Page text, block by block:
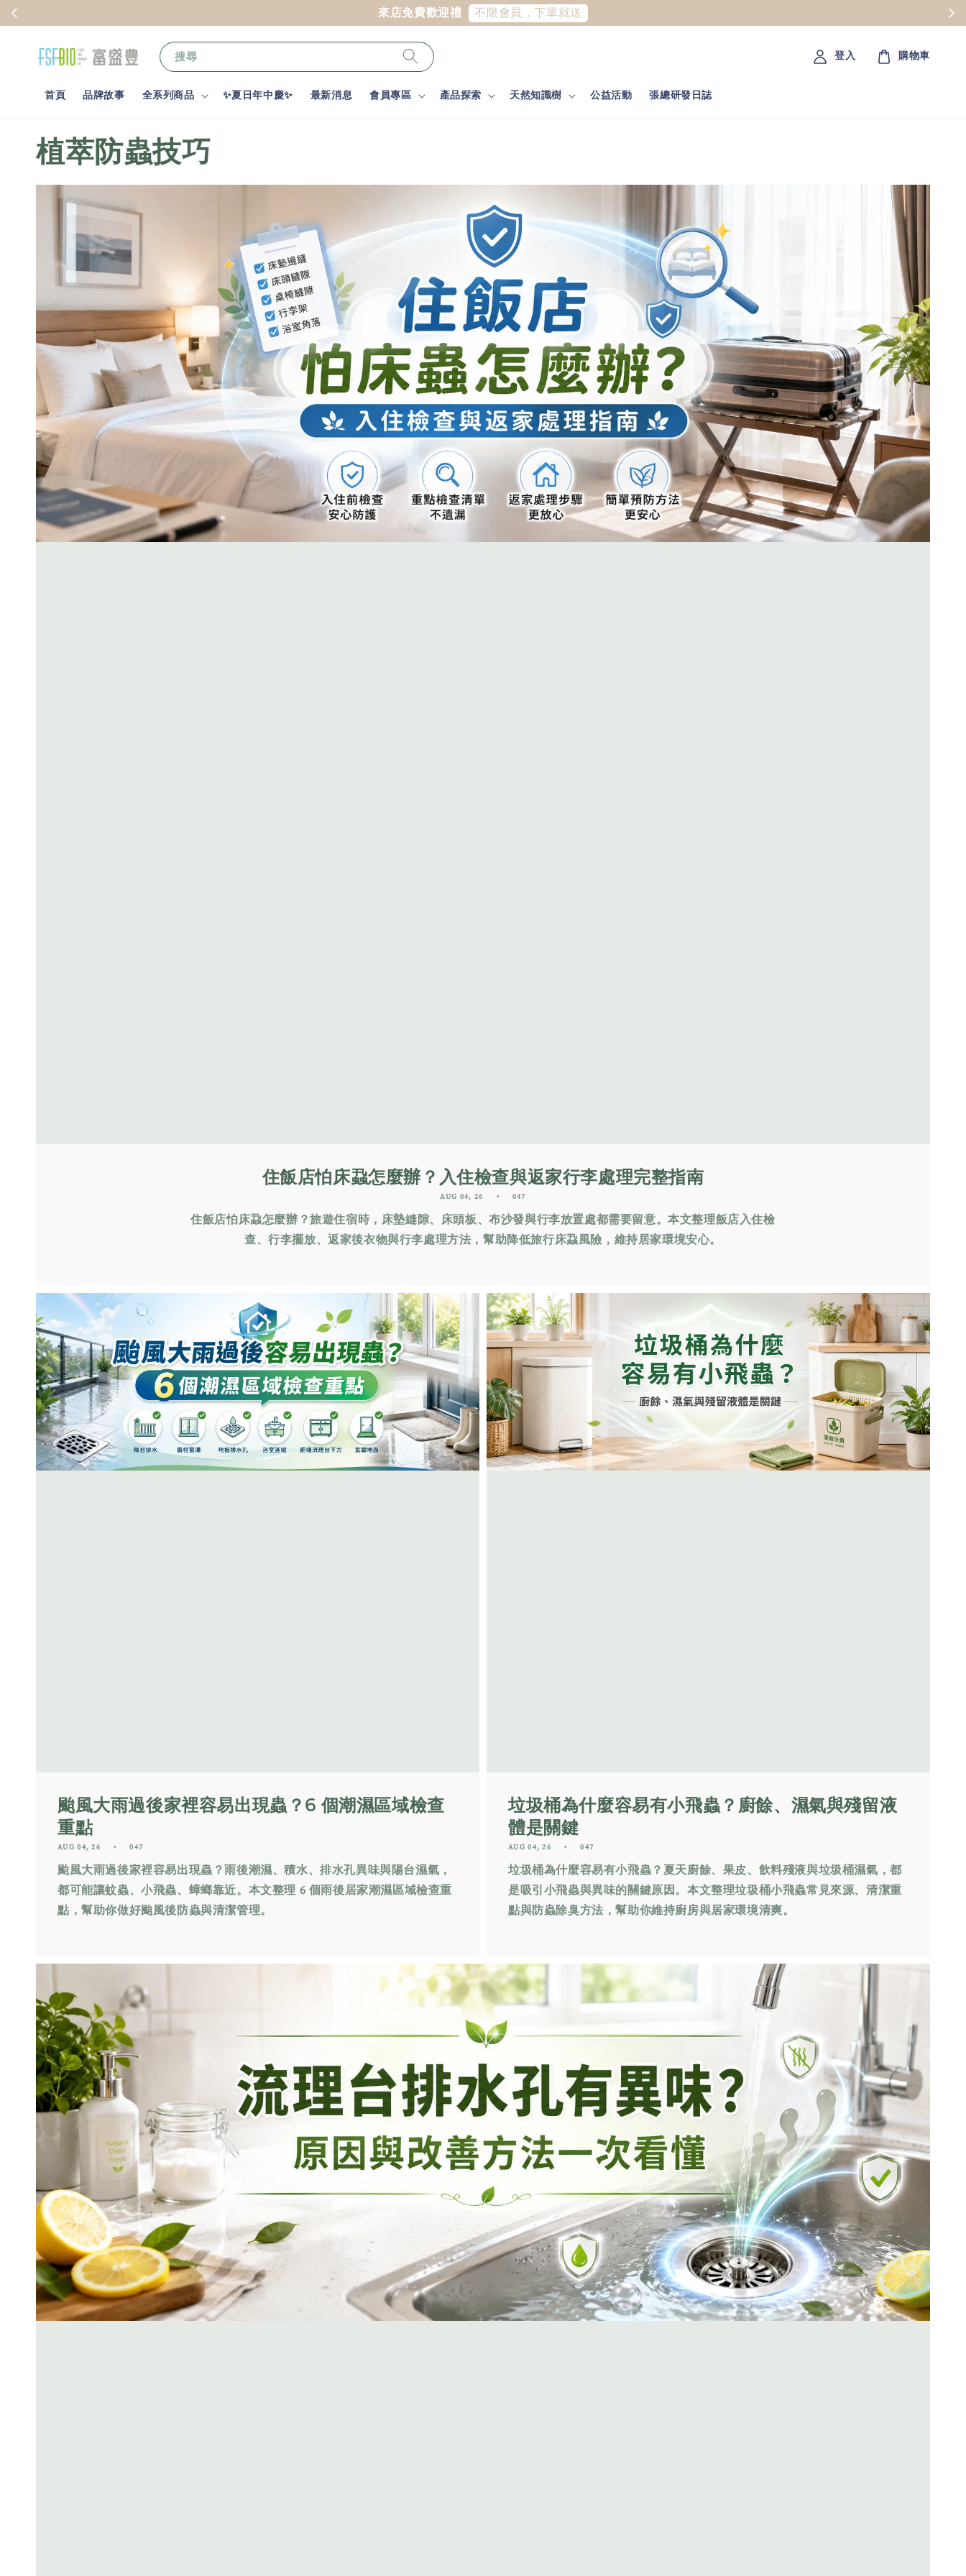
來店免費歡迎禮 不限會員，下單就送
搜尋
首頁 品牌故事 全系列商品 ✨夏日年中慶✨ 最新消息 會員專區 產品探索 天然知識樹 公益活動 張總研發日誌
登入 購物車
植萃防蟲技巧
住飯店怕床蝨怎麼辦？入住檢查與返家行李處理完整指南
AUG 04, 26 047
住飯店怕床蝨怎麼辦？旅遊住宿時，床墊縫隙、床頭板、布沙發與行李放置處都需要留意。本文整理飯店入住檢
查、行李擺放、返家後衣物與行李處理方法，幫助降低旅行床蝨風險，維持居家環境安心。
颱風大雨過後家裡容易出現蟲？6 個潮濕區域檢查
重點
AUG 04, 26 047
颱風大雨過後家裡容易出現蟲？雨後潮濕、積水、排水孔異味與陽台濕氣，
都可能讓蚊蟲、小飛蟲、蟑螂靠近。本文整理 6 個雨後居家潮濕區域檢查重
點，幫助你做好颱風後防蟲與清潔管理。
垃圾桶為什麼容易有小飛蟲？廚餘、濕氣與殘留液
體是關鍵
AUG 04, 26 047
垃圾桶為什麼容易有小飛蟲？夏天廚餘、果皮、飲料殘液與垃圾桶濕氣，都
是吸引小飛蟲與異味的關鍵原因。本文整理垃圾桶小飛蟲常見來源、清潔重
點與防蟲除臭方法，幫助你維持廚房與居家環境清爽。